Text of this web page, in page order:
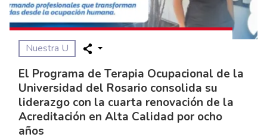
Nuestra U
El Programa de Terapia Ocupacional de la
Universidad del Rosario consolida su
liderazgo con la cuarta renovación de la
Acreditación en Alta Calidad por ocho
años